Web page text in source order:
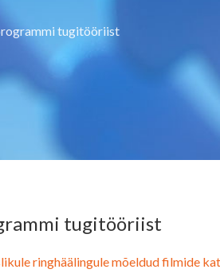
tugitööriist
tugitööriist
ringhäälingule mõeldud filmide